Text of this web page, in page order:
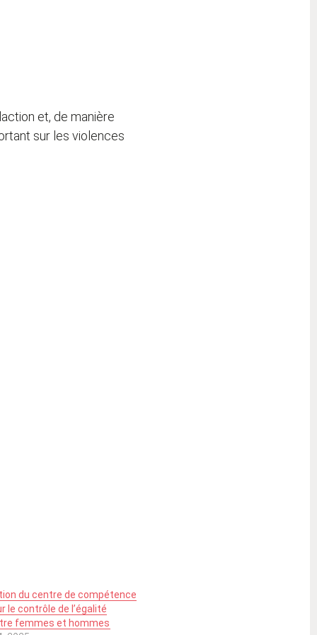
et, de manière
sur les violences
du centre de compétence
le contrôle de l’égalité
femmes et hommes